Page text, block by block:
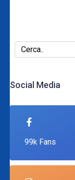
Social Media
99k Fans